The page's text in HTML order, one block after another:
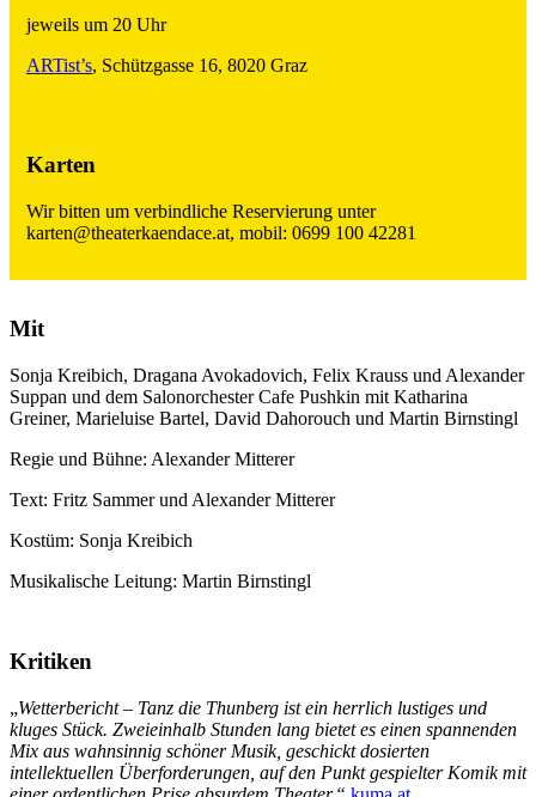
jeweils um 20 Uhr
ARTist’s, Schützgasse 16, 8020 Graz
Karten
Wir bitten um verbindliche Reservierung unter
karten@theaterkaendace.at, mobil: 0699 100 42281
Mit
Sonja Kreibich, Dragana Avokadovich, Felix Krauss und Alexander
Suppan und dem Salonorchester Cafe Pushkin mit Katharina
Greiner, Marieluise Bartel, David Dahorouch und Martin Birnstingl
Regie und Bühne: Alexander Mitterer
Text: Fritz Sammer und Alexander Mitterer
Kostüm: Sonja Kreibich
Musikalische Leitung: Martin Birnstingl
Kritiken
„Wetterbericht – Tanz die Thunberg ist ein herrlich lustiges und
kluges Stück. Zweieinhalb Stunden lang bietet es einen spannenden
Mix aus wahnsinnig schöner Musik, geschickt dosierten
intellektuellen Überforderungen, auf den Punkt gespielter Komik mit